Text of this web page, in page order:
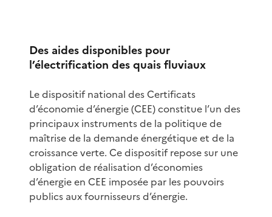
Des aides disponibles pour
l’électrification des quais fluviaux
Le dispositif national des Certificats
d’économie d’énergie (CEE) constitue l’un des
principaux instruments de la politique de
maîtrise de la demande énergétique et de la
croissance verte. Ce dispositif repose sur une
obligation de réalisation d’économies
d’énergie en CEE imposée par les pouvoirs
publics aux fournisseurs d’énergie.